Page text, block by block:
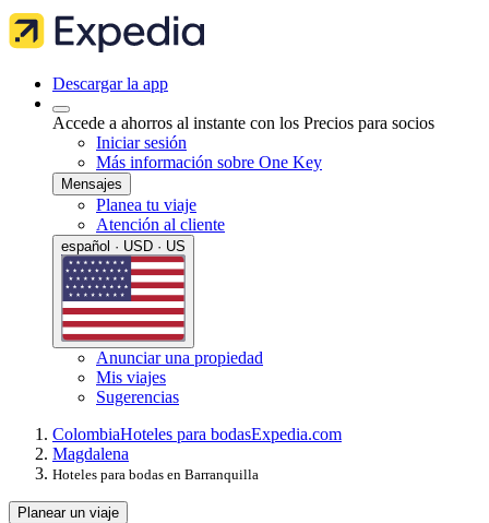
Descargar la app
Accede a ahorros al instante con los Precios para socios
Iniciar sesión
Más información sobre One Key
Mensajes
Planea tu viaje
Atención al cliente
español · USD · US
Anunciar una propiedad
Mis viajes
Sugerencias
ColombiaHoteles para bodasExpedia.com
Magdalena
Hoteles para bodas en Barranquilla
Planear un viaje